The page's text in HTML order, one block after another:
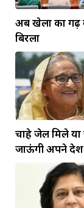
अब खेलों का गढ़
बिरला
चाहे जेल मिले या
जाऊंगी अपने देश